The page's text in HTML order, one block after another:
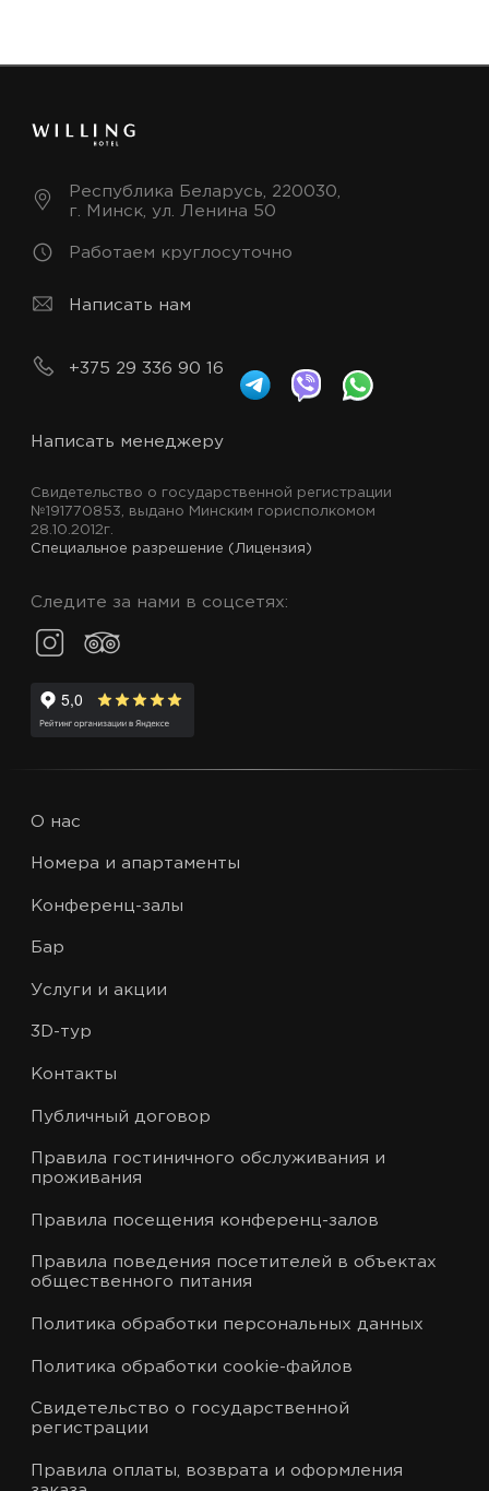
Республика Беларусь, 220030,
г. Минск, ул. Ленина 50
Работаем круглосуточно
Написать нам
+375 29 336 90 16
Написать менеджеру
Свидетельство о государственной регистрации
№191770853, выдано Минским горисполкомом
28.10.2012г.
Специальное разрешение (Лицензия)
Следите за нами в соцсетях:
О нас
Номера и апартаменты
Конференц-залы
Бар
Услуги и акции
3D-тур
Контакты
Публичный договор
Правила гостиничного обслуживания и
проживания
Правила посещения конференц-залов
Правила поведения посетителей в объектах
общественного питания
Политика обработки персональных данных
Политика обработки cookie-файлов
Свидетельство о государственной
регистрации
Правила оплаты, возврата и оформления